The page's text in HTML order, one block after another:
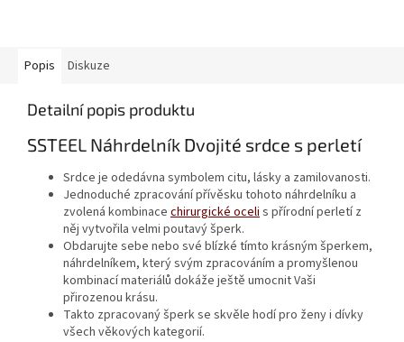
Popis Diskuze
Detailní popis produktu
SSTEEL Náhrdelník Dvojité srdce s perletí
Srdce je odedávna symbolem citu, lásky a zamilovanosti.
Jednoduché zpracování přívěsku tohoto náhrdelníku a
zvolená kombinace chirurgické oceli s přírodní perletí z
něj vytvořila velmi poutavý šperk.
Obdarujte sebe nebo své blízké tímto krásným šperkem,
náhrdelníkem, který svým zpracováním a promyšlenou
kombinací materiálů dokáže ještě umocnit Vaši
přirozenou krásu.
Takto zpracovaný šperk se skvěle hodí pro ženy i dívky
všech věkových kategorií.